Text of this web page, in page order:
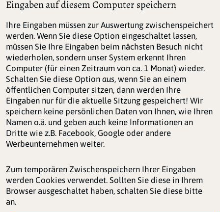
Eingaben auf diesem Computer speichern
Ihre Eingaben müssen zur Auswertung zwischenspeichert
werden. Wenn Sie diese Option eingeschaltet lassen,
müssen Sie Ihre Eingaben beim nächsten Besuch nicht
wiederholen, sondern unser System erkennt Ihren
Computer (für einen Zeitraum von ca. 1 Monat) wieder.
Schalten Sie diese Option aus, wenn Sie an einem
öffentlichen Computer sitzen, dann werden Ihre
Eingaben nur für die aktuelle Sitzung gespeichert! Wir
speichern keine persönlichen Daten von Ihnen, wie Ihren
Namen o.ä. und geben auch keine Informationen an
Dritte wie z.B. Facebook, Google oder andere
Werbeunternehmen weiter.
Zum temporären Zwischenspeichern Ihrer Eingaben
werden Cookies verwendet. Sollten Sie diese in Ihrem
Browser ausgeschaltet haben, schalten Sie diese bitte
an.